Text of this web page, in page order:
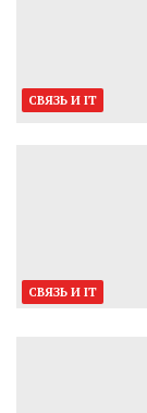
СВЯЗЬ И IT
СВЯЗЬ И IT